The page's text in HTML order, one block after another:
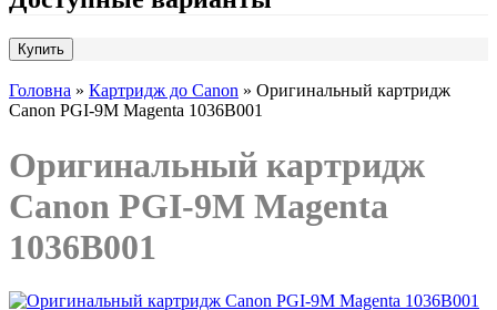
Головна » Картридж до Canon » Оригинальный картридж
Canon PGI-9M Magenta 1036B001
Оригинальный картридж
Canon PGI-9M Magenta
1036B001